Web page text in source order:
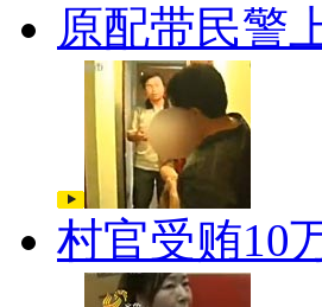
原配带民警
村官受贿10